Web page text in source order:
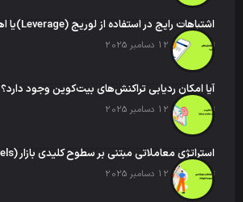
اشتباهات رایج در استفاده از لوریج (Leverage)یا اهرم
تاریخ انتشار: 12 دسامبر 2025
آیا امکان ردیابی تراکنش‌های بیت‌کوین وجود دارد؟
تاریخ انتشار: 12 دسامبر 2025
استراتژی معاملاتی مبتنی بر سطوح کلیدی بازار (Key Levels)
تاریخ انتشار: 12 دسامبر 2025